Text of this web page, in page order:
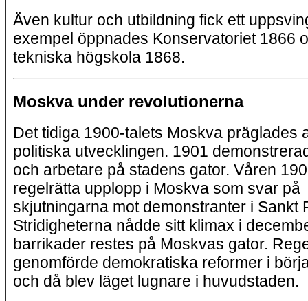
Även kultur och utbildning fick ett
exempel öppnades Konservatoriet 1866
tekniska högskola 1868.
Moskva under revolutionerna
Det tidiga 1900-talets Moskva präglades
politiska utvecklingen. 1901
och arbetare på stadens gator. Våren
regelrätta upplopp i Moskva som svar på
skjutningarna mot demonstranter i Sankt
Stridigheterna nådde sitt klimax i
barrikader restes på Moskvas gator.
genomförde demokratiska reformer i
och då blev läget lugnare i huvudstaden.